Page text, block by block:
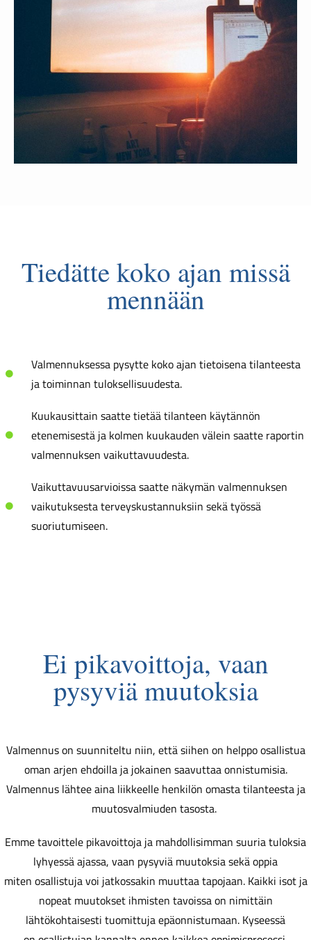
Tiedätte koko ajan missä
mennään
Valmennuksessa pysytte koko ajan tietoisena tilanteesta
ja toiminnan tuloksellisuudesta.
Kuukausittain saatte tietää tilanteen käytännön
etenemisestä ja kolmen kuukauden välein saatte raportin
valmennuksen vaikuttavuudesta.
Vaikuttavuusarvioissa saatte näkymän valmennuksen
vaikutuksesta terveyskustannuksiin sekä työssä
suoriutumiseen.
Ei pikavoittoja, vaan
pysyviä muutoksia
Valmennus on suunniteltu niin, että siihen on helppo osallistua
oman arjen ehdoilla ja jokainen saavuttaa onnistumisia.
Valmennus lähtee aina liikkeelle henkilön omasta tilanteesta ja
muutosvalmiuden tasosta.
Emme tavoittele pikavoittoja ja mahdollisimman suuria tuloksia
lyhyessä ajassa, vaan pysyviä muutoksia sekä oppia
miten osallistuja voi jatkossakin muuttaa tapojaan. Kaikki isot ja
nopeat muutokset ihmisten tavoissa on nimittäin
lähtökohtaisesti tuomittuja epäonnistumaan. Kyseessä